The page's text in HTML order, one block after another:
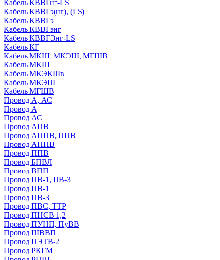
Кабель КВВГнг-LS
Кабель КВВГэ(нг), (LS)
Кабель КВВГэ
Кабель КВВГэнг
Кабель КВВГЭнг-LS
Кабель КГ
Кабель МКШ, МКЭШ, МГШВ
Кабель МКШ
Кабель МКЭКШв
Кабель МКЭШ
Кабель МГШВ
Провод А, АС
Провод А
Провод АС
Провод АПВ
Провод АППВ, ППВ
Провод АППВ
Провод ППВ
Провод БПВЛ
Провод ВПП
Провод ПВ-1, ПВ-3
Провод ПВ-1
Провод ПВ-3
Провод ПВС, ТТР
Провод ПНСВ 1,2
Провод ПУНП, ПуВВ
Провод ШВВП
Провод ПЭТВ-2
Провод РКГМ